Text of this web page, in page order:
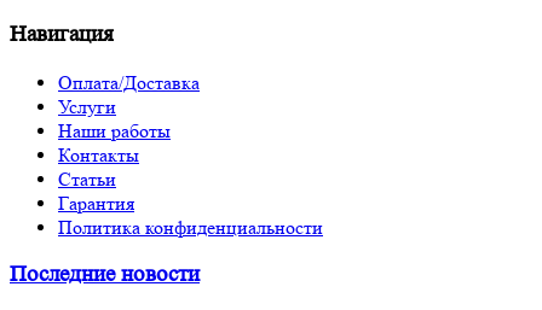
Навигация
Оплата/Доставка
Услуги
Наши работы
Контакты
Статьи
Гарантия
Политика конфиденциальности
Последние новости